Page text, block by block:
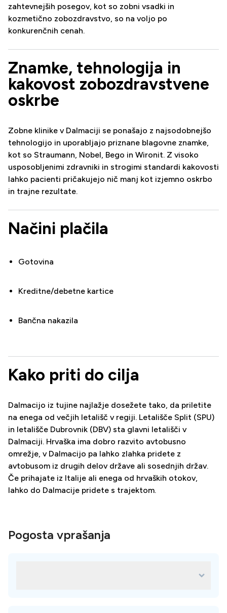
zahtevnejših posegov, kot so zobni vsadki in
kozmetično zobozdravstvo, so na voljo po
konkurenčnih cenah.
Znamke, tehnologija in
kakovost zobozdravstvene
oskrbe
Zobne klinike v Dalmaciji se ponašajo z najsodobnejšo
tehnologijo in uporabljajo priznane blagovne znamke,
kot so Straumann, Nobel, Bego in Wironit. Z visoko
usposobljenimi zdravniki in strogimi standardi kakovosti
lahko pacienti pričakujejo nič manj kot izjemno oskrbo
in trajne rezultate.
Načini plačila
Gotovina
Kreditne/debetne kartice
Bančna nakazila
Kako priti do cilja
Dalmacijo iz tujine najlažje dosežete tako, da priletite
na enega od večjih letališč v regiji. Letališče Split (SPU)
in letališče Dubrovnik (DBV) sta glavni letališči v
Dalmaciji. Hrvaška ima dobro razvito avtobusno
omrežje, v Dalmacijo pa lahko zlahka pridete z
avtobusom iz drugih delov države ali sosednjih držav.
Če prihajate iz Italije ali enega od hrvaških otokov,
lahko do Dalmacije pridete s trajektom.
Pogosta vprašanja